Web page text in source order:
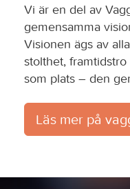
Vi är en del av
gemensamma
Visionen ägs av
stolthet,
som plats – den
Läs mer på